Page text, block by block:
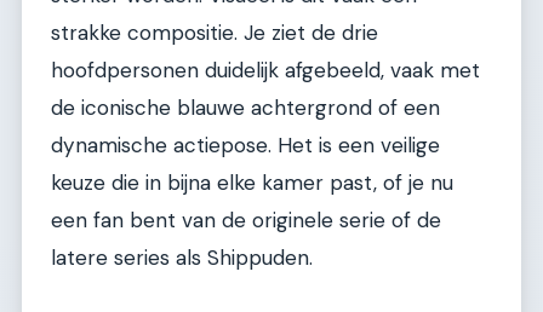
strakke compositie. Je ziet de drie
hoofdpersonen duidelijk afgebeeld, vaak met
de iconische blauwe achtergrond of een
dynamische actiepose. Het is een veilige
keuze die in bijna elke kamer past, of je nu
een fan bent van de originele serie of de
latere series als Shippuden.